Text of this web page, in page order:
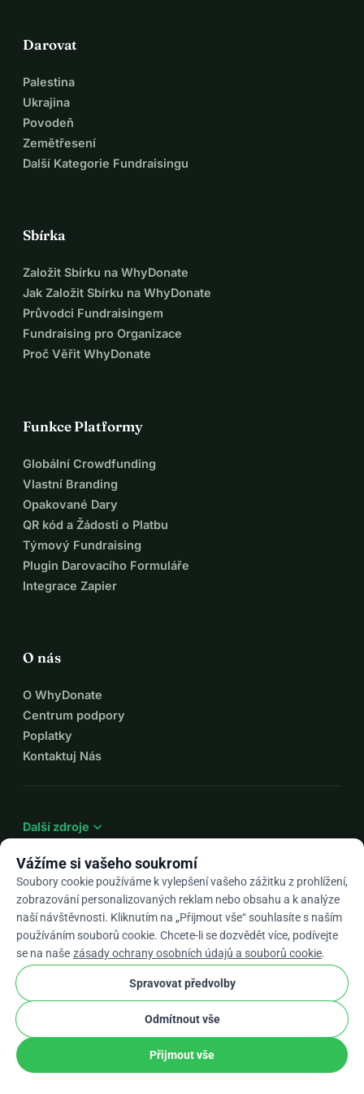
Darovat
Palestina
Ukrajina
Povodeň
Zemětřesení
Další Kategorie Fundraisingu
Sbírka
Založit Sbírku na WhyDonate
Jak Založit Sbírku na WhyDonate
Průvodci Fundraisingem
Fundraising pro Organizace
Proč Věřit WhyDonate
Funkce Platformy
Globální Crowdfunding
Vlastní Branding
Opakované Dary
QR kód a Žádosti o Platbu
Týmový Fundraising
Plugin Darovacího Formuláře
Integrace Zapier
O nás
O WhyDonate
Centrum podpory
Poplatky
Kontaktuj Nás
Další zdroje expand_more
Csarrow_drop_down
★★★★★4,9 / 5 na základě 500+ recenzí
WhyDonate Soukromí a cookies
Obchodní podmínky
stripe check Ověřený Partner
Vážíme si vašeho soukromí
Soubory cookie používáme k vylepšení vašeho zážitku z prohlížení,
zobrazování personalizovaných reklam nebo obsahu a k analýze
naší návštěvnosti. Kliknutím na „Přijmout vše“ souhlasíte s naším
používáním souborů cookie. Chcete-li se dozvědět více, podívejte
se na naše zásady ochrany osobních údajů a souborů cookie.
Spravovat předvolby
Odmítnout vše
Přijmout vše